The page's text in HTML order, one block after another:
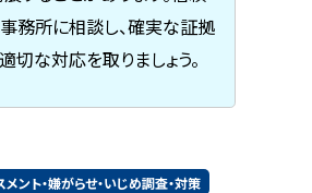
務所に相談し、確実な証拠
切な対応を取りましょう。
メント・嫌がらせ・いじめ調査・対策